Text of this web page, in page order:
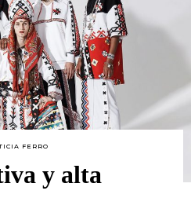
FERRO
y alta